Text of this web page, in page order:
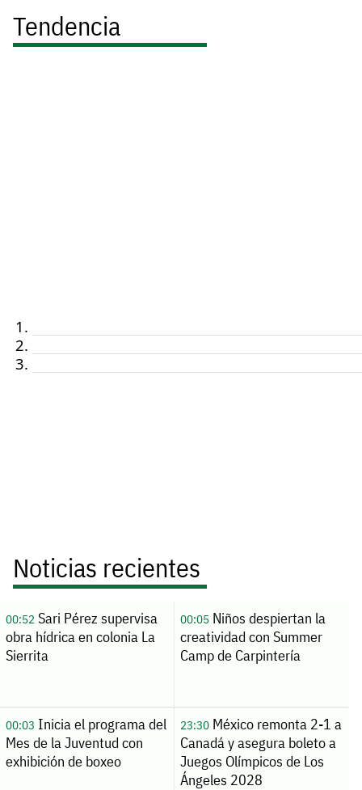
Tendencia
Noticias recientes
00:52Sari Pérez supervisa
obra hídrica en colonia La
Sierrita
00:05Niños despiertan la
creatividad con Summer
Camp de Carpintería
00:03 Inicia el programa del
Mes de la Juventud con
exhibición de boxeo
23:30México remonta 2-1 a
Canadá y asegura boleto a
Juegos Olímpicos de Los
Ángeles 2028